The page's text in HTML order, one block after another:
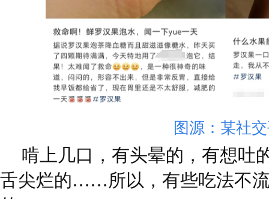
图源：某社
啃上几口，有头晕的，有想吐
舌尖烂的……所以，有些吃法不